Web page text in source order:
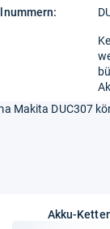
Makita DUC307
Akku-